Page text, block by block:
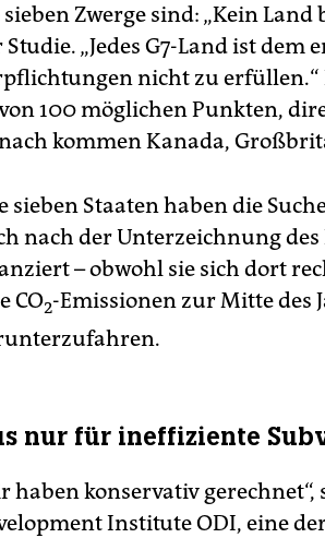
Zwerge sind: „Kein
Studie. „Jedes G7-Land ist
nicht zu
100 möglichen Punkten,
kommen Kanada,
sieben Staaten haben die
nach der Unterzeichnung
– obwohl sie sich dort
CO2-Emissionen zur Mitte
nur für ineffiziente
haben konservativ
Institute ODI, eine